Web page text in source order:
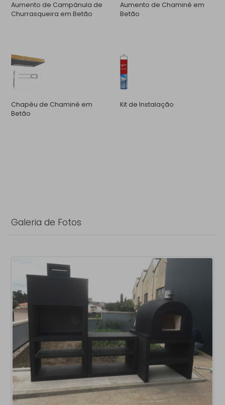
Aumento de Campânula de
Churrasqueira em Betão
Aumento de Chaminé em
Betão
Chapéu de Chaminé em
Betão
Kit de Instalação
Galeria de Fotos